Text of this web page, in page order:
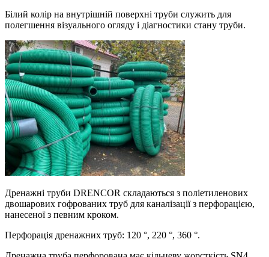
Білий колір на внутрішній поверхні труби служить для
полегшення візуального огляду і діагностики стану труби.
Дренажні труби DRENCOR складаються з поліетиленових
двошарових гофрованих труб для каналізації з перфорацією,
нанесеної з певним кроком.
Перфорація дренажних труб: 120 °, 220 °, 360 °.